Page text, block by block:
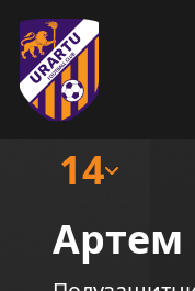
14
Артем